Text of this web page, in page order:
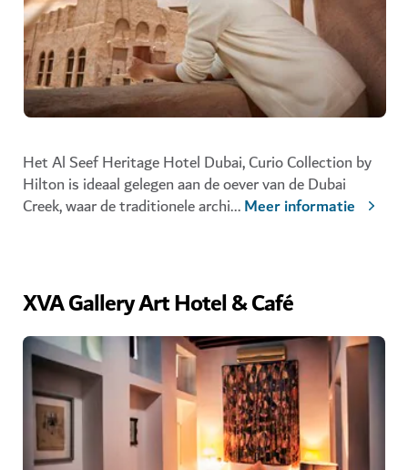
Het Al Seef Heritage Hotel Dubai, Curio Collection by
Hilton is ideaal gelegen aan de oever van de Dubai
Creek, waar de traditionele archi...Meer informatie
XVA Gallery Art Hotel & Café